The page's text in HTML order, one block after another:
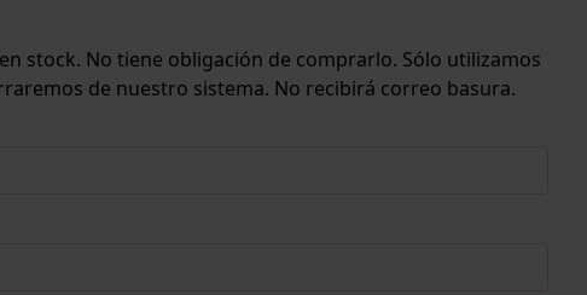
stock. No tiene obligación de comprarlo. Sólo utilizamos
de nuestro sistema. No recibirá correo basura.